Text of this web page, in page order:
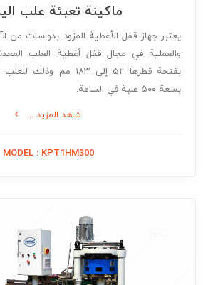
ماكينة تعبئة علب
يعتبر جهاز قفل الأغطية المزود بدواسات من
والعملية في مجال قفل أغطية العلب
بفتحة قطرها ۵۲ إلى ۱۸۳
بسعة ۵۰۰ علبة في الساعة.
شاهد المزيد ...
MODEL : KPT1HM300